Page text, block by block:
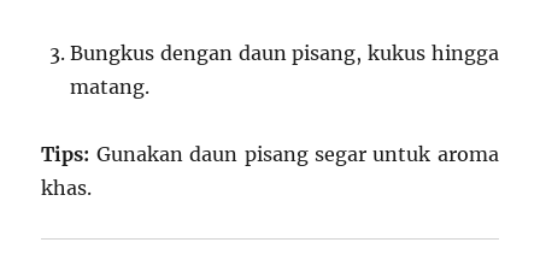
Bungkus dengan daun pisang, kukus hingga
matang.
Tips: Gunakan daun pisang segar untuk aroma
khas.